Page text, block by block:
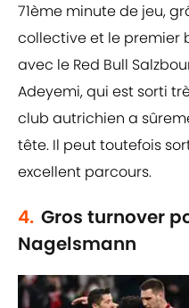
71ème minute de jeu,
collective et le premier
avec le Red Bull
Adeyemi, qui est sorti
club autrichien a
tête. Il peut toutefois
excellent parcours.
4. Gros turnover
Nagelsmann